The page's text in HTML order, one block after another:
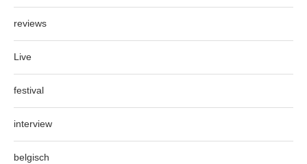
reviews
Live
festival
interview
belgisch